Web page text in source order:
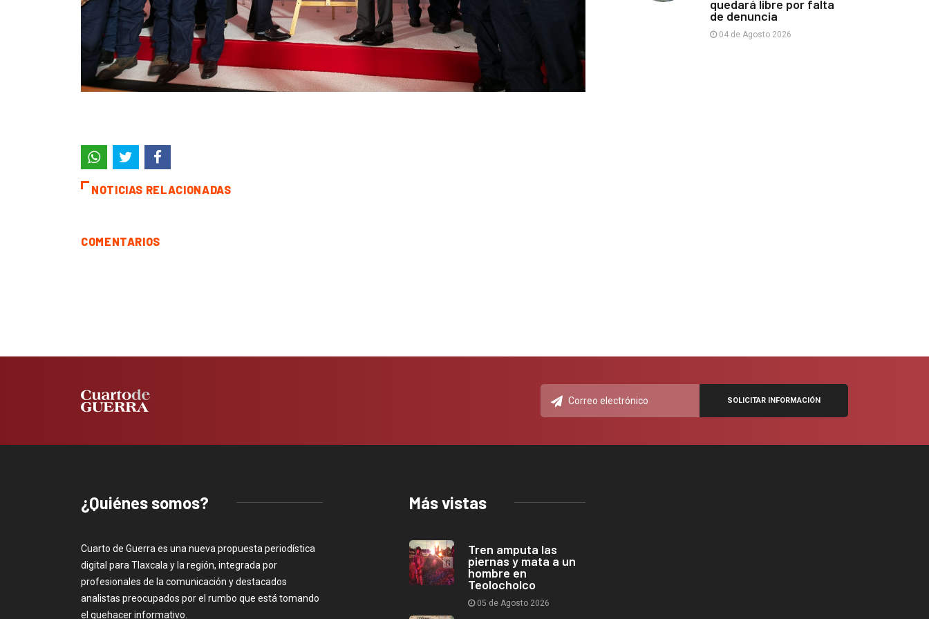
NOTICIAS RELACIONADAS
COMENTARIOS
quedará libre por falta
de denuncia
04 de Agosto 2026
¿Quiénes somos?
Cuarto de Guerra es una nueva propuesta periodística
digital para Tlaxcala y la región, integrada por
profesionales de la comunicación y destacados
analistas preocupados por el rumbo que está tomando
el quehacer informativo.
Más vistas
Tren amputa las
piernas y mata a un
hombre en
Teolocholco
05 de Agosto 2026